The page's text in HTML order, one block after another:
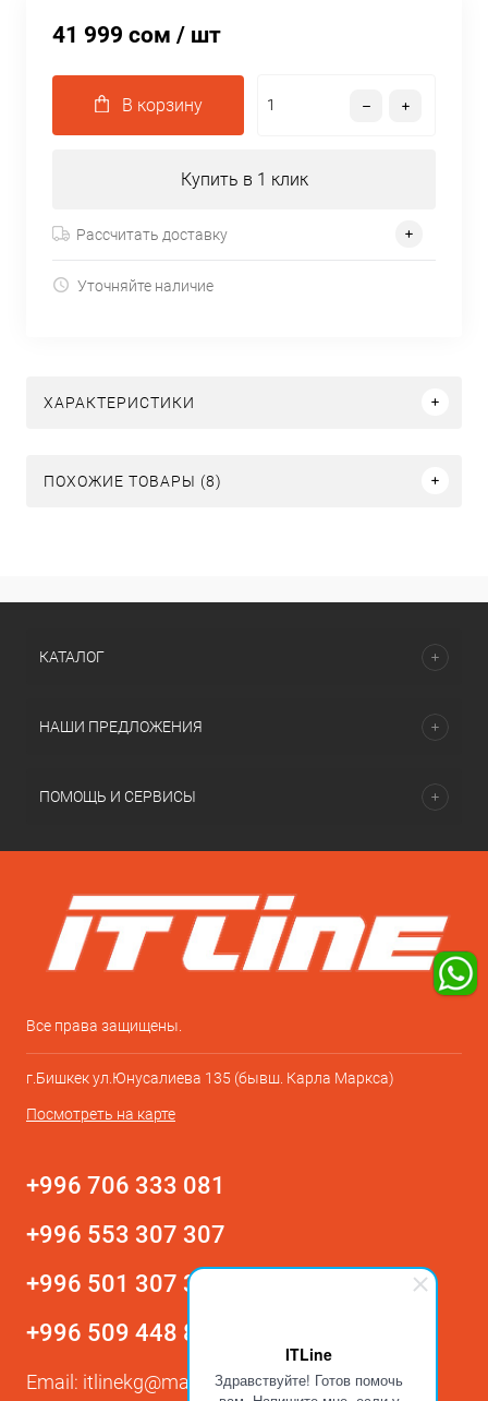
ITLine
Здравствуйте! Готов помочь
41 999 сом / шт
В корзину
Купить в 1 клик
Рассчитать доставку
Уточняйте наличие
ХАРАКТЕРИСТИКИ
ПОХОЖИЕ ТОВАРЫ (8)
КАТАЛОГ
НАШИ ПРЕДЛОЖЕНИЯ
ПОМОЩЬ И СЕРВИСЫ
Все права защищены.
г.Бишкек ул.Юнусалиева 135 (бывш. Карла Маркса)
Посмотреть на карте
+996 706 333 081
+996 553 307 307
+996 501 307 307
+996 509 448 800
Email: itlinekg@mail.ru